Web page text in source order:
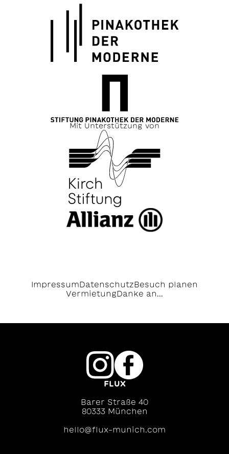
Mit Unterstützung von
Impressum Datenschutz Besuch planen
Vermietung Danke an...
FLUX
Barer Straße 40
80333 München
hello@flux-munich.com